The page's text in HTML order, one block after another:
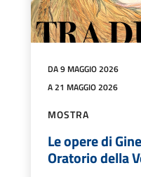
DA 9 MAGGIO 2026
A 21 MAGGIO 2026
MOSTRA
Le opere di
Oratorio della